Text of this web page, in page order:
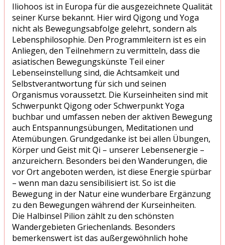
Iliohoos ist in Europa für die ausgezeichnete Qualität
seiner Kurse bekannt. Hier wird Qigong und Yoga
nicht als Bewegungsabfolge gelehrt, sondern als
Lebensphilosophie. Den Programmleitern ist es ein
Anliegen, den Teilnehmern zu vermitteln, dass die
asiatischen Bewegungskünste Teil einer
Lebenseinstellung sind, die Achtsamkeit und
Selbstverantwortung für sich und seinen
Organismus voraussetzt. Die Kurseinheiten sind mit
Schwerpunkt Qigong oder Schwerpunkt Yoga
buchbar und umfassen neben der aktiven Bewegung
auch Entspannungsübungen, Meditationen und
Atemübungen. Grundgedanke ist bei allen Übungen,
Körper und Geist mit Qi – unserer Lebensenergie –
anzureichern. Besonders bei den Wanderungen, die
vor Ort angeboten werden, ist diese Energie spürbar
– wenn man dazu sensibilisiert ist. So ist die
Bewegung in der Natur eine wunderbare Ergänzung
zu den Bewegungen während der Kurseinheiten.
Die Halbinsel Pilion zählt zu den schönsten
Wandergebieten Griechenlands. Besonders
bemerkenswert ist das außergewöhnlich hohe